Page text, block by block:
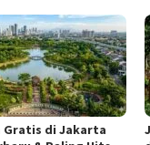
Gratis di Jakarta